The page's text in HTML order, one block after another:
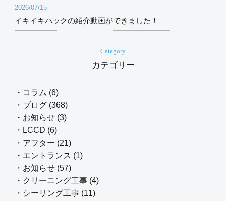
2026/07/15
イキイキパックの紹介動画ができました！
Category
カテゴリー
・コラム (6)
・ブログ (368)
・お知らせ (3)
・LCCD (6)
・アフター (21)
・エントランス (1)
・お知らせ (57)
・クリーニング工事 (4)
・シーリング工事 (11)